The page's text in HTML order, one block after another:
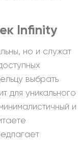
Infinity
но и служат
выбрать
для уникального
и